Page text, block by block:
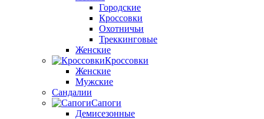
Городские
Кроссовки
Охотничьи
Треккинговые
Женские
Кроссовки
Женские
Мужские
Сандалии
Сапоги
Демисезонные